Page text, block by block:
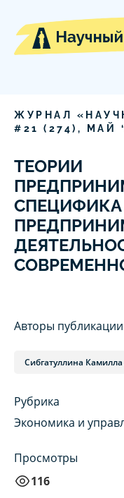
ЖУРНАЛ
# 21 ( 274), МАЙ ‘
ТЕОРИИ
СПЕЦИФИКА
Авторы публикации
Сибгатуллина
Рубрика
Экономика и
Просмотры
116